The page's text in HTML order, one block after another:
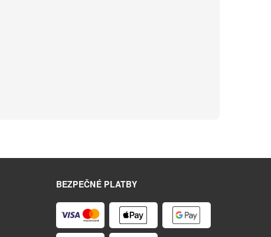
BEZPEČNÉ PLATBY